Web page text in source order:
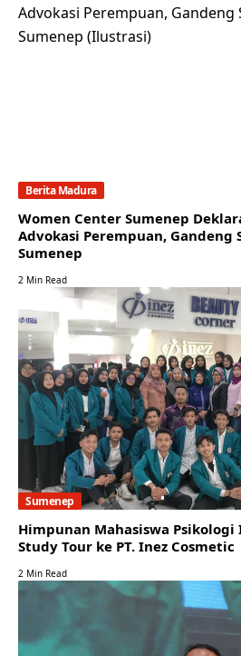
Berita Madura
Women Center Sumenep
Advokasi Perempuan, Gandeng
Sumenep
2 Min Read
Sumenep
Himpunan Mahasiswa Psikologi
Study Tour ke PT. Inez Cosmetic
2 Min Read